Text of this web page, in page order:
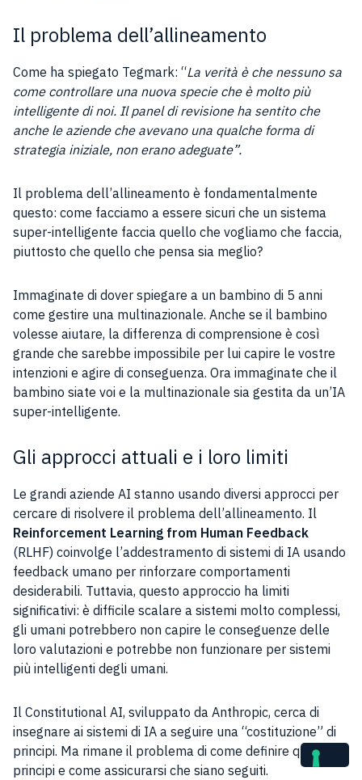
Il problema dell’allineamento
Come ha spiegato Tegmark: “La verità è che nessuno sa
come controllare una nuova specie che è molto più
intelligente di noi. Il panel di revisione ha sentito che
anche le aziende che avevano una qualche forma di
strategia iniziale, non erano adeguate”.
Il problema dell’allineamento è fondamentalmente
questo: come facciamo a essere sicuri che un sistema
super-intelligente faccia quello che vogliamo che faccia,
piuttosto che quello che pensa sia meglio?
Immaginate di dover spiegare a un bambino di 5 anni
come gestire una multinazionale. Anche se il bambino
volesse aiutare, la differenza di comprensione è così
grande che sarebbe impossibile per lui capire le vostre
intenzioni e agire di conseguenza. Ora immaginate che il
bambino siate voi e la multinazionale sia gestita da un’IA
super-intelligente.
Gli approcci attuali e i loro limiti
Le grandi aziende AI stanno usando diversi approcci per
cercare di risolvere il problema dell’allineamento. Il
Reinforcement Learning from Human Feedback
(RLHF) coinvolge l’addestramento di sistemi di IA usando
feedback umano per rinforzare comportamenti
desiderabili. Tuttavia, questo approccio ha limiti
significativi: è difficile scalare a sistemi molto complessi,
gli umani potrebbero non capire le conseguenze delle
loro valutazioni e potrebbe non funzionare per sistemi
più intelligenti degli umani.
Il Constitutional AI, sviluppato da Anthropic, cerca di
insegnare ai sistemi di IA a seguire una “costituzione” di
principi. Ma rimane il problema di come definire questi
principi e come assicurarsi che siano seguiti.